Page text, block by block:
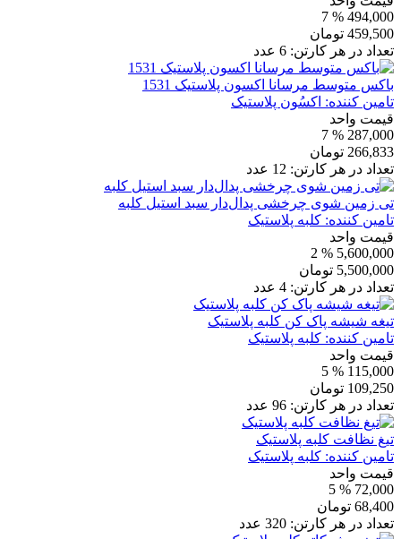
494,000
% 7
459,500 تومان
تعداد در هر کارتن: 6 عدد
باکس متوسط مرسانا اکسون پلاستیک 1531
تامین کننده: اکسُون پلاستیک
قیمت واحد
287,000
% 7
266,833 تومان
تعداد در هر کارتن: 12 عدد
تی زمین شوی چرخشی پدال‌دار سبد استیل کلبه
تامین کننده: کلبه پلاستیک
قیمت واحد
5,600,000
% 2
5,500,000 تومان
تعداد در هر کارتن: 4 عدد
تیغه شیشه پاک کن کلبه پلاستیک
تامین کننده: کلبه پلاستیک
قیمت واحد
115,000
% 5
109,250 تومان
تعداد در هر کارتن: 96 عدد
تیغ نظافت کلبه پلاستیک
تامین کننده: کلبه پلاستیک
قیمت واحد
72,000
% 5
68,400 تومان
تعداد در هر کارتن: 320 عدد